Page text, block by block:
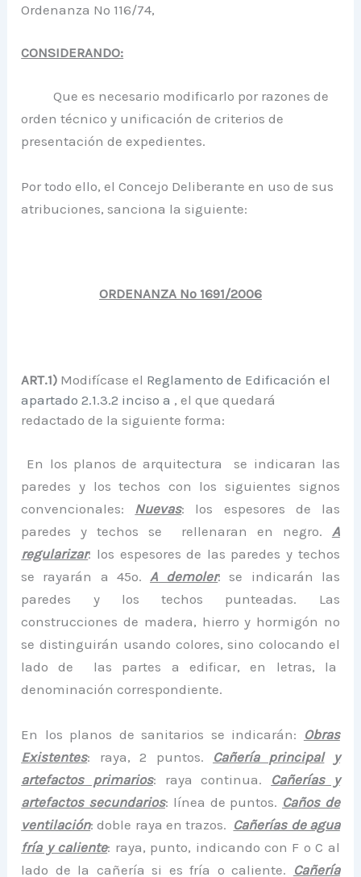
Ordenanza Nº 116/74,
CONSIDERANDO:
Que es necesario modificarlo por razones de
orden técnico y unificación de criterios de
presentación de expedientes.
Por todo ello, el Concejo Deliberante en uso de sus
atribuciones, sanciona la siguiente:
ORDENANZA Nº 1691/2006
ART.1) Modifícase el Reglamento de Edificación el
apartado 2.1.3.2 inciso a , el que quedará
redactado de la siguiente forma:
 En los planos de arquitectura se indicaran las
paredes y los techos con los siguientes signos
convencionales: Nuevas: los espesores de las
paredes y techos se rellenaran en negro. A
regularizar: los espesores de las paredes y techos
se rayarán a 45º. A demoler: se indicarán las
paredes y los techos punteadas. Las
construcciones de madera, hierro y hormigón no
se distinguirán usando colores, sino colocando el
lado de las partes a edificar, en letras, la
denominación correspondiente.
En los planos de sanitarios se indicarán: Obras
Existentes: raya, 2 puntos. Cañería principal
y
artefactos primarios: raya continua. Cañerías y
artefactos secundarios: línea de puntos. Caños de
ventilación: doble raya en trazos. Cañerías de agua
fría y caliente: raya, punto, indicando con F o C al
lado de la cañería si es fría o caliente. Cañería